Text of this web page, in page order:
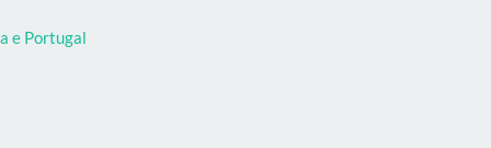
e Portugal